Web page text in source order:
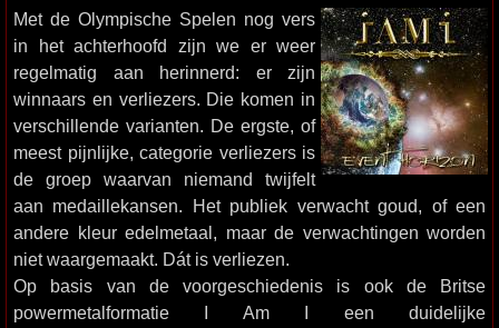
Met de Olympische Spelen nog vers
in het achterhoofd zijn we er weer
regelmatig aan herinnerd: er zijn
winnaars en verliezers. Die komen in
verschillende varianten. De ergste, of
meest pijnlijke, categorie verliezers is
de groep waarvan niemand twijfelt
aan medaillekansen. Het publiek verwacht goud, of een
andere kleur edelmetaal, maar de verwachtingen worden
niet waargemaakt. Dát is verliezen.
Op basis van de voorgeschiedenis is ook de Britse
powermetalformatie I Am I een duidelijke